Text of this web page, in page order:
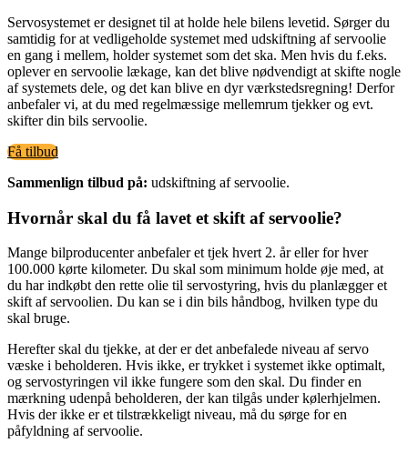
Servosystemet er designet til at holde hele bilens levetid. Sørger du
samtidig for at vedligeholde systemet med udskiftning af servoolie
en gang i mellem, holder systemet som det ska. Men hvis du f.eks.
oplever en servoolie lækage, kan det blive nødvendigt at skifte nogle
af systemets dele, og det kan blive en dyr værkstedsregning! Derfor
anbefaler vi, at du med regelmæssige mellemrum tjekker og evt.
skifter din bils servoolie.
Få tilbud
Sammenlign tilbud på: udskiftning af servoolie.
Hvornår skal du få lavet et skift af servoolie?
Mange bilproducenter anbefaler et tjek hvert 2. år eller for hver
100.000 kørte kilometer. Du skal som minimum holde øje med, at
du har indkøbt den rette olie til servostyring, hvis du planlægger et
skift af servoolien. Du kan se i din bils håndbog, hvilken type du
skal bruge.
Herefter skal du tjekke, at der er det anbefalede niveau af servo
væske i beholderen. Hvis ikke, er trykket i systemet ikke optimalt,
og servostyringen vil ikke fungere som den skal. Du finder en
mærkning udenpå beholderen, der kan tilgås under kølerhjelmen.
Hvis der ikke er et tilstrækkeligt niveau, må du sørge for en
påfyldning af servoolie.